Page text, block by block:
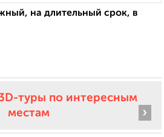
на длительный срок, в
туры по интересным
местам
›